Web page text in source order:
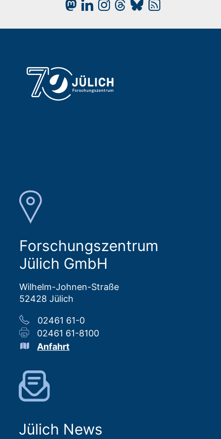
Forschungszentrum
Jülich GmbH
Wilhelm-Johnen-Straße
52428 Jülich
02461 61-0
02461 61-8100
Anfahrt
Jülich News